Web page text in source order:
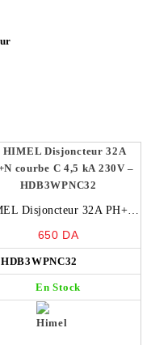
Disjoncteur 32A PH+N
650 DA
HDB3WPNC32
En Stock